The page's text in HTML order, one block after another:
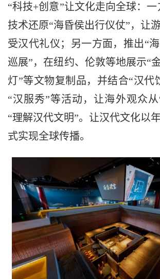
“科技+创意”让文化走向全球：
技术还原“海昏侯出行仪仗”，让
受汉代礼仪；另一方面，推出“
巡展”，在纽约、伦敦等地展示“
灯”等文物复制品，并结合“汉代
“汉服秀”等活动，让海外观众从
“理解汉代文明”。让汉代文化以
式实现全球传播。